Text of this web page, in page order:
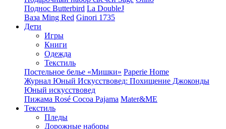
Поднос Butterbird La DoubleJ
Ваза Ming Red Ginori 1735
Дети
Игры
Книги
Одежда
Текстиль
Постельное белье «Мишки» Paperie Home
Журнал Юный Искусствовед: Похищение Джоконды
Юный искусствовед
Пижама Rosé Cocoa Pajama Mater&ME
Текстиль
Пледы
Дорожные наборы